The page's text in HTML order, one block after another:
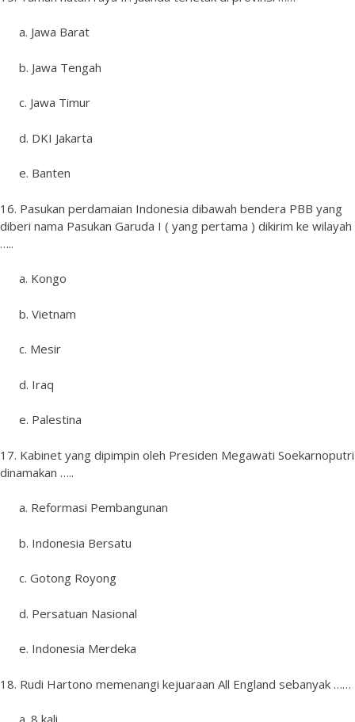
a. Jawa Barat
b. Jawa Tengah
c. Jawa Timur
d. DKI Jakarta
e. Banten
16. Pasukan perdamaian Indonesia dibawah bendera PBB yang
diberi nama Pasukan Garuda I ( yang pertama ) dikirim ke wilayah
…..
a. Kongo
b. Vietnam
c. Mesir
d. Iraq
e. Palestina
17. Kabinet yang dipimpin oleh Presiden Megawati Soekarnoputri
dinamakan …..
a. Reformasi Pembangunan
b. Indonesia Bersatu
c. Gotong Royong
d. Persatuan Nasional
e. Indonesia Merdeka
18. Rudi Hartono memenangi kejuaraan All England sebanyak ……